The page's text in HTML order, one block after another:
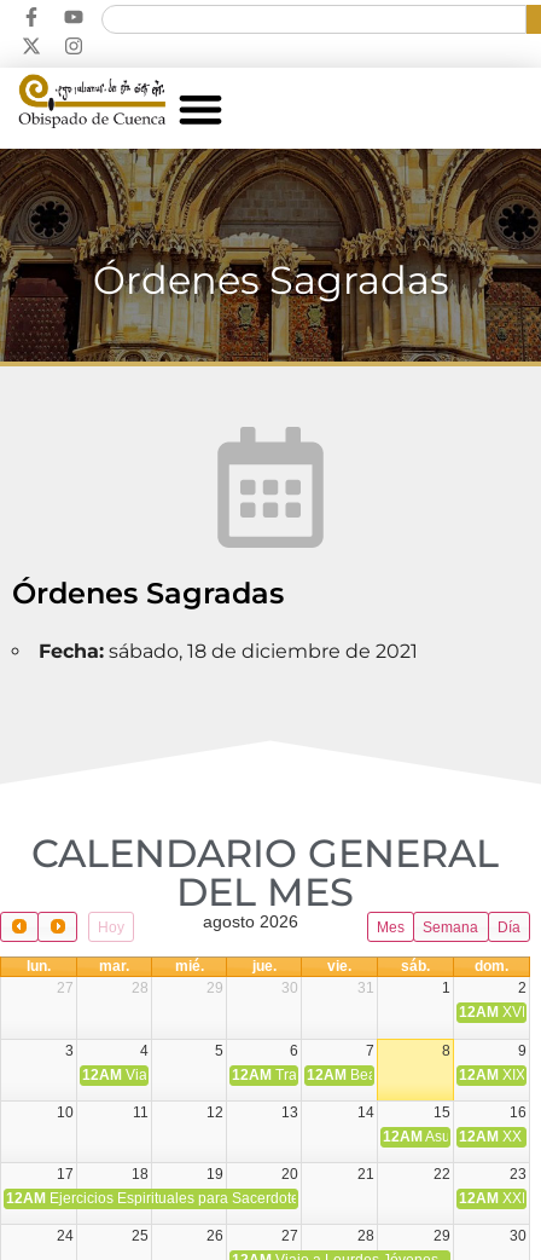
Órdenes Sagradas
Órdenes Sagradas
Fecha: sábado, 18 de diciembre de 2021
CALENDARIO GENERAL
DEL MES​
Hoy Mes Semana Día
agosto 2026
lun. mar. mié. jue. vie. sáb.
dom.
27
28 29 30 31 1
2
12AM XVIII
3 4 5 6 7 8
9
12AM Viaje Diocesano a Japón.
12AM Transfiguración del Señor
12AM Beatos Cruz Laplana,
12AM XIX
10 11 12 13 14 15
16
12AM Asunción de la
12AM XX
17 18 19 20 21 22
23
12AM Ejercicios Espirituales para Sacerdotes. Priego. 12AM XXI
24 25 26 27 28 29
30